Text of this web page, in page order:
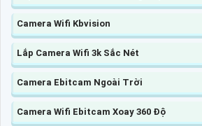
Camera Wifi Kbvision
Lắp Camera Wifi 3k Sắc Nét
Camera Ebitcam Ngoài Trời
Camera Wifi Ebitcam Xoay 360 Độ